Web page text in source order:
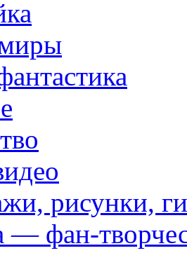
рисунки,
— фан-